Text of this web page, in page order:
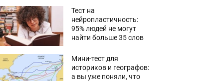
Тест на
нейропластичность:
95% людей не могут
найти больше 35 слов
Мини-тест для
историков и географов:
а вы уже поняли, что